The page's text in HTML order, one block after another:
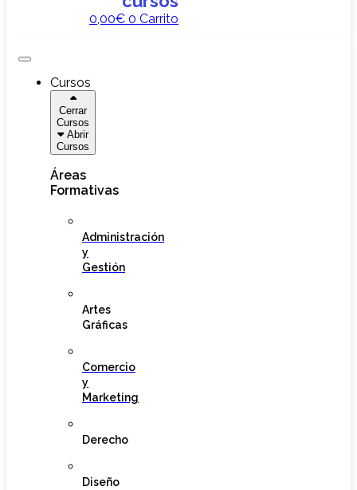
0,00€ 0 Carrito
Cursos
Cerrar
Cursos
Abrir
Cursos
Áreas
Formativas
Administración
y
Gestión
Artes
Gráficas
Comercio
y
Marketing
Derecho
Diseño